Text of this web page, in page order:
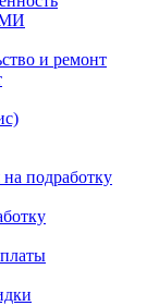
и ремонт
на подработку